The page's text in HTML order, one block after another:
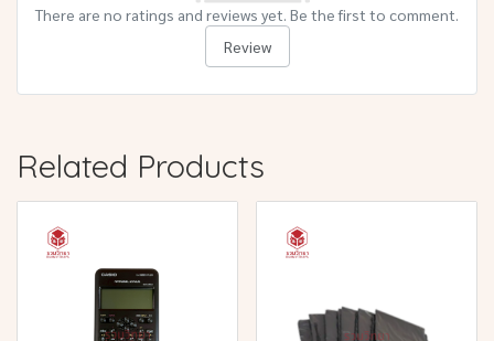
There are no ratings and reviews yet. Be the first to comment.
Review
Related Products